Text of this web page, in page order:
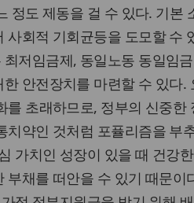
정도 제동을 걸 수 있다. 기본
회적 기회균등을 도모할 수
저임금제, 동일노동 동일임
안전장치를 마련할 수 있다.
초래하므로, 정부의 신중한
약인 것처럼 포퓰리즘을 부
가치인 성장이 있을 때 건강
채를 떠안을 수 있기 때문이